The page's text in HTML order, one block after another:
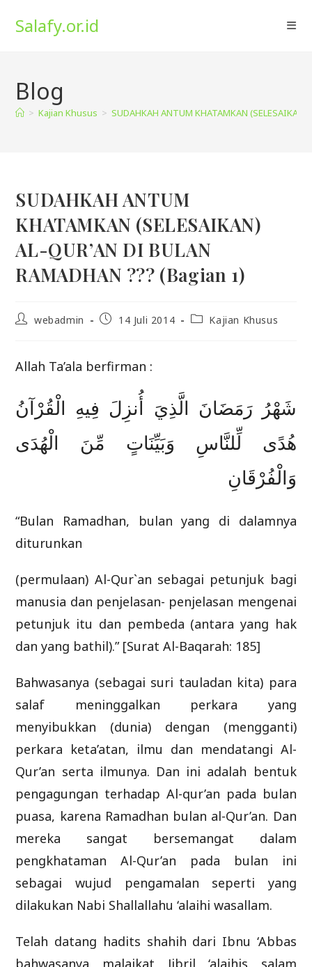
Salafy.or.id
Blog
> Kajian Khusus > SUDAHKAH ANTUM KHATAMKAN
SUDAHKAH ANTUM
KHATAMKAN (SELESAIKAN)
AL-QUR’AN DI BULAN
RAMADHAN ??? (Bagian 1)
Postwebadmin
Post14 Juli 2014
PostKajian Khusus
Allah Ta’ala berfirman :
ﺷَﻬْﺮُ ﺭَﻣَﻀَﺎﻥَ ﺍﻟَّﺬِﻱَ ﺃُﻧﺰِﻝَ ﻓِﻴﻪِ ﺍﻟْﻘُﺮْﺁﻥُ
ﻫُﺪًﻯ ﻟِّﻠﻨَّﺎﺱِ ﻭَﺑَﻴِّﻨَﺎﺕٍ ﻣِّﻦَ ﺍﻟْﻬُﺪَﻯ
ﻭَﺍﻟْﻔُﺮْﻗَﺎﻥِ
“Bulan Ramadhan, bulan yang di dalamnya
diturunkan
(permulaan) Al-Qur`an sebagai petunjuk bagi
manusia dan penjelasan- penjelasan mengenai
petunjuk itu dan pembeda (antara yang hak
dan yang bathil).” [Surat Al-Baqarah: 185]
Bahwasanya (sebagai suri tauladan kita) para
salaf meninggalkan perkara yang
menyibukkan (dunia) dengan (mengganti)
perkara keta’atan, ilmu dan mendatangi Al-
Qur’an serta ilmunya. Dan ini adalah bentuk
pengagungan terhadap Al-qur’an pada bulan
puasa, karena Ramadhan bulan al-Qur’an. Dan
mereka sangat bersemangat dalam
pengkhataman Al-Qur’an pada bulan ini
sebagai wujud pengamalan seperti yang
dilakukan Nabi Shallallahu ‘alaihi wasallam.
Telah datang hadits shahih dari Ibnu ‘Abbas
bahwasanya malaikat Jibril ‘alaihis salam